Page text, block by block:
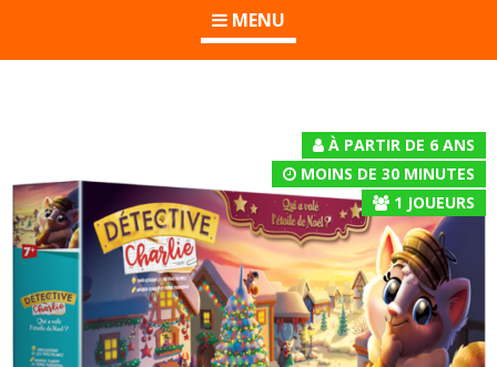
MENU
À PARTIR DE 6 ANS
MOINS DE 30 MINUTES
1 JOUEURS